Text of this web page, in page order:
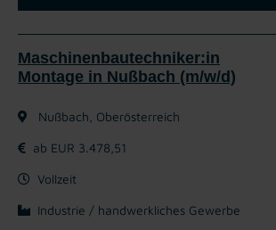
Maschinenbautechniker:in
Montage in Nußbach (m/w/d)
Nußbach, Oberösterreich
ab EUR 3.478,51
Vollzeit
Industrie / handwerkliches Gewerbe